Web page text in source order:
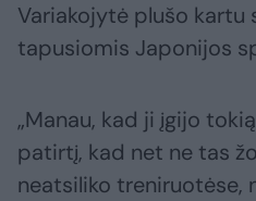
Variakojytė plušo kartu
tapusiomis Japonijos
„Manau, kad ji įgijo
patirtį, kad net ne tas
neatsiliko treniruotėse,